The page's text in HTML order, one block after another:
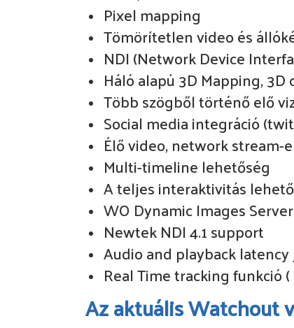
Pixel mapping
Tömörítetlen video és
NDI (Network Device
Háló alapú 3D Mapping,
Több szögből történő elő
Social media integráció
Élő video, network stream-
Multi-timeline lehetőség
A teljes interaktivitás
WO Dynamic Images
Newtek NDI 4.1 support
Audio and playback
Real Time tracking funkció
Az aktuális Watchout